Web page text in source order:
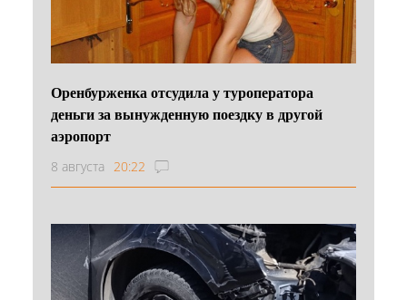
Оренбурженка отсудила у туроператора
деньги за вынужденную поездку в другой
аэропорт
8 августа 20:22